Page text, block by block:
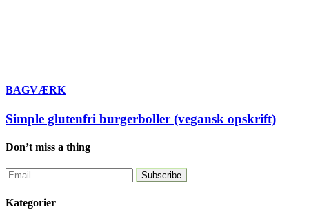
BAGVÆRK
Simple glutenfri burgerboller (vegansk opskrift)
Don’t miss a thing
Kategorier